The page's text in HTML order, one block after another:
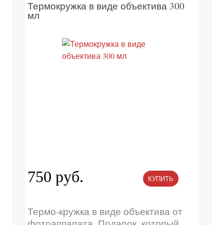
Термокружка в виде объектива 300
мл
750 руб. КУПИТЬ
Термо-кружка в виде объектива от